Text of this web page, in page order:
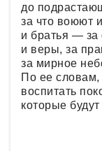
до
за что воюют
и братья — за
и веры, за
за мирное
По ее словам,
воспитать
которые